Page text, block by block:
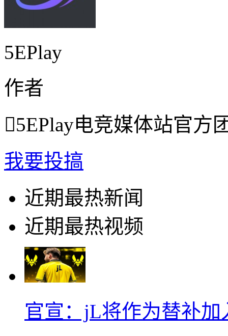
5EPlay
作者
5EPlay电竞媒体站官方
我要投搞
近期最热新闻
近期最热视频
官宣：jL将作为替补加